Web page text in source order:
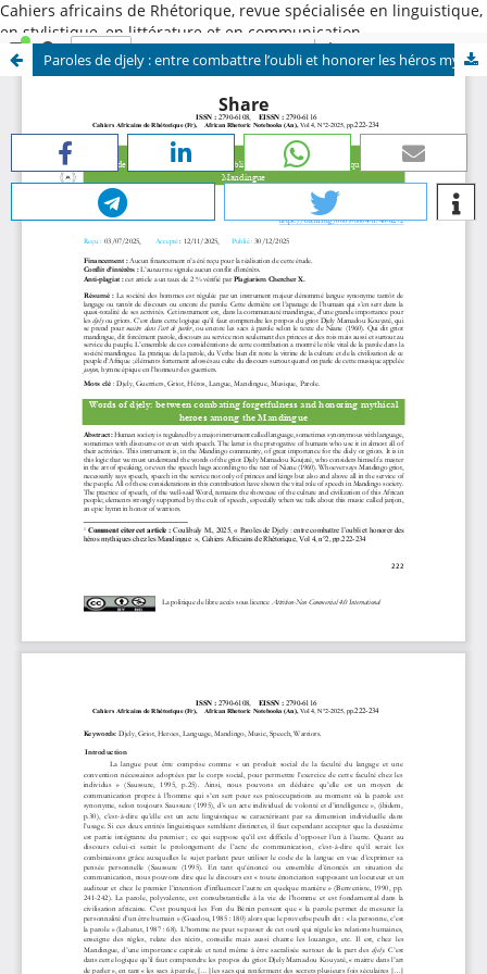
Cahiers africains de Rhétorique, revue spécialisée en linguistique,
en stylistique, en littérature et en communication.
Paroles de djely : entre combattre l’oubli et honorer les héros mythiques chez les Mandingue
Share